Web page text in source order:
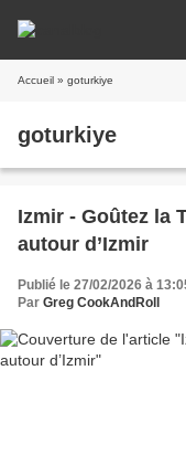
Accueil » goturkiye
goturkiye
​Izmir - Goûtez la
autour d’Izmir
Publié le 27/02/2026 à
Par Greg CookAndRoll